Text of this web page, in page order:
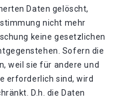
Daten gelöscht,
nicht mehr
keine gesetzlichen
Sofern die
weil sie für andere und
erforderlich sind, wird
D.h. die Daten